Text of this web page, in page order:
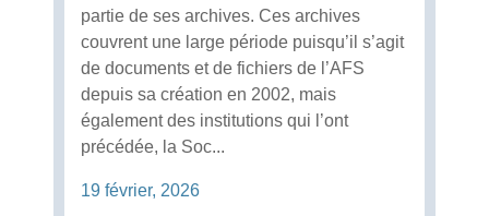
partie de ses archives. Ces archives
couvrent une large période puisqu’il s’agit
de documents et de fichiers de l’AFS
depuis sa création en 2002, mais
également des institutions qui l’ont
précédée, la Soc...
19 février, 2026